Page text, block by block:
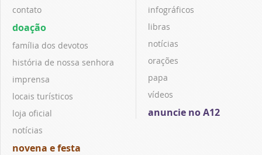
contato
doação
família dos devotos
história de nossa senhora
imprensa
locais turísticos
loja oficial
notícias
novena e festa
infográficos
libras
notícias
orações
papa
vídeos
anuncie no A12